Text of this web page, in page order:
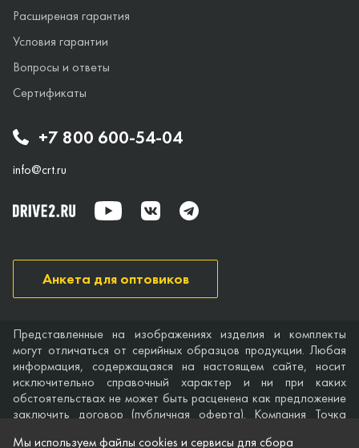
+7 800 600-54-04
info@crt.ru
Расширеная гарантия
Условия гарантии
Вопросы и ответы
Сертификаты
Анкета для оптовиков
Представленные на изображениях изделия и комплекты
могут отличаться от серийных образцов продукции. Любая
информация, содержащаяся на настоящем сайте, носит
исключительно справочный характер и ни при каких
обстоятельствах не может быть расценена как предложение
заключить договор (публичная оферта). Компания Точка
Мы используем файлы cookies и сервисы для сбора